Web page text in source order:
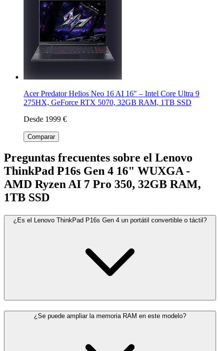
Acer Predator Helios Neo 16 AI 16" – Intel Core Ultra 9
275HX, GeForce RTX 5070, 32GB RAM, 1TB SSD
Desde 1999 €
Comparar
Preguntas frecuentes sobre el Lenovo
ThinkPad P16s Gen 4 16" WUXGA -
AMD Ryzen AI 7 Pro 350, 32GB RAM,
1TB SSD
¿Es el Lenovo ThinkPad P16s Gen 4 un portátil convertible o táctil?
¿Se puede ampliar la memoria RAM en este modelo?